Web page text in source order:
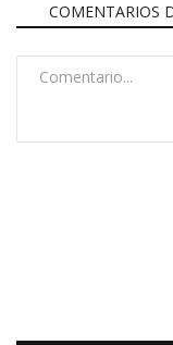
COMENTARIOS